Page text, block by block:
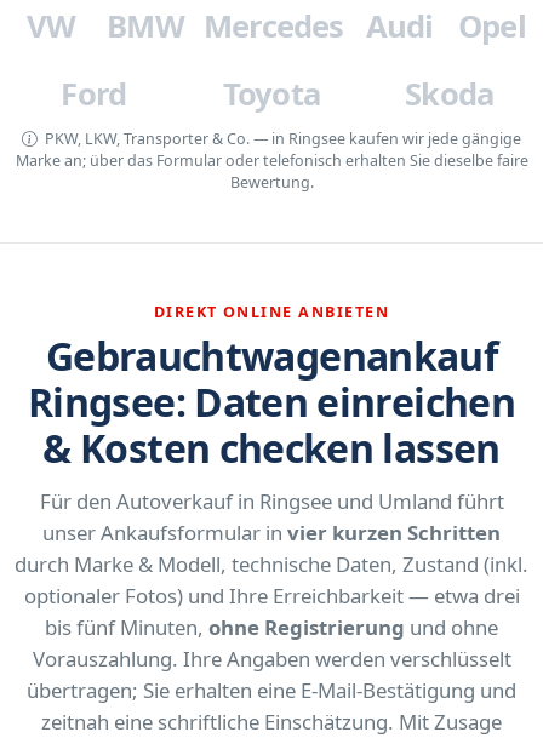
VW BMW Mercedes Audi
Opel
Ford
Toyota Skoda
PKW, LKW, Transporter & Co. — in Ringsee kaufen wir jede gängige
Marke an; über das Formular oder telefonisch erhalten Sie dieselbe faire
Bewertung.
DIREKT ONLINE ANBIETEN
Gebrauchtwagenankauf
Ringsee: Daten einreichen
& Kosten checken lassen
Für den Autoverkauf in Ringsee und Umland führt
unser Ankaufsformular in vier kurzen Schritten
durch Marke & Modell, technische Daten, Zustand (inkl.
optionaler Fotos) und Ihre Erreichbarkeit — etwa drei
bis fünf Minuten, ohne Registrierung und ohne
Vorauszahlung. Ihre Angaben werden verschlüsselt
übertragen; Sie erhalten eine E-Mail-Bestätigung und
zeitnah eine schriftliche Einschätzung. Mit Zusage